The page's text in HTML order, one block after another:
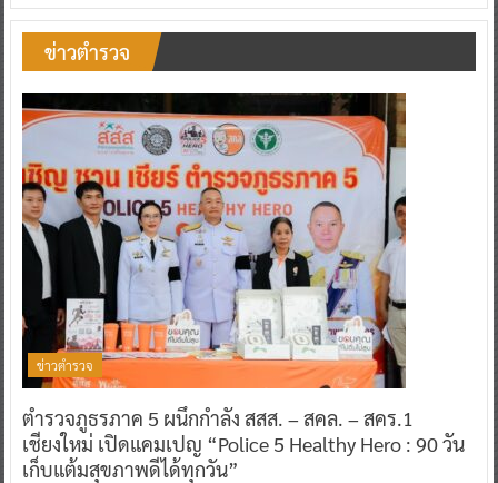
ข่าวตำรวจ
ข่าวตำรวจ
ตำรวจภูธรภาค 5 ผนึกกำลัง สสส. – สคล. – สคร.1
เชียงใหม่ เปิดแคมเปญ “Police 5 Healthy Hero : 90 วัน
เก็บแต้มสุขภาพดีได้ทุกวัน”